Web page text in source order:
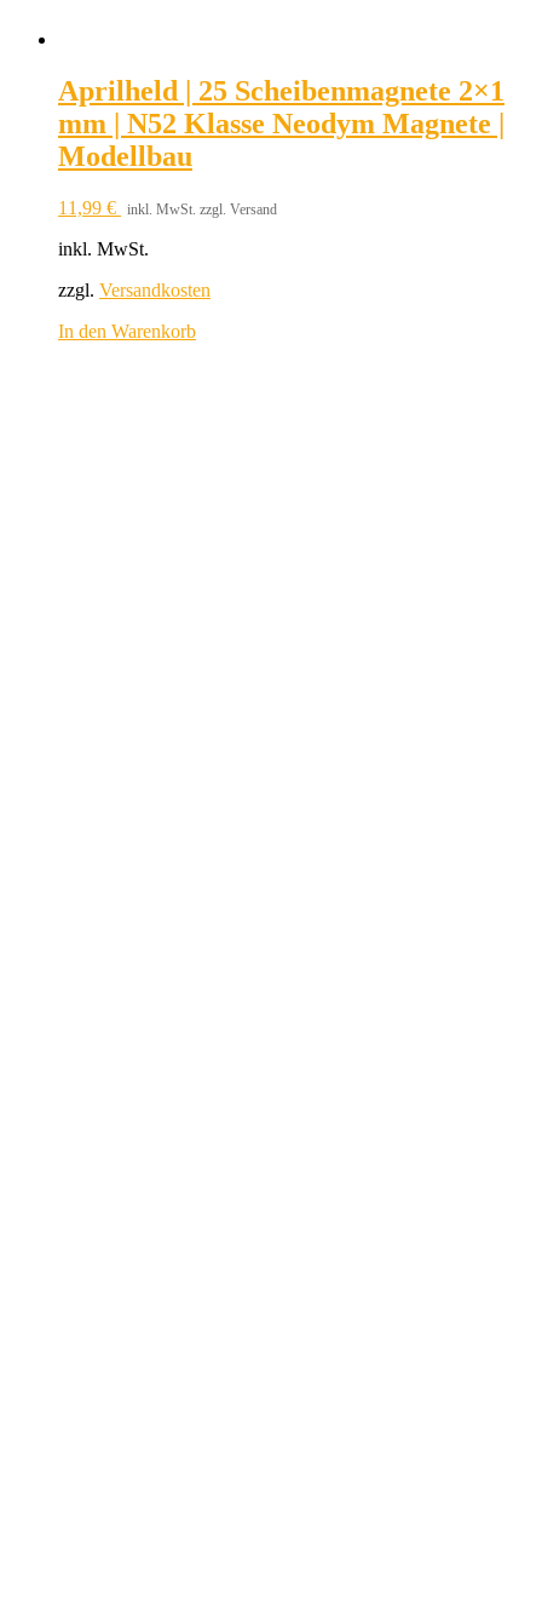
Aprilheld | 25 Scheibenmagnete 2×1
mm | N52 Klasse Neodym Magnete |
Modellbau
11,99 € inkl. MwSt. zzgl. Versand
inkl. MwSt.
zzgl. Versandkosten
In den Warenkorb